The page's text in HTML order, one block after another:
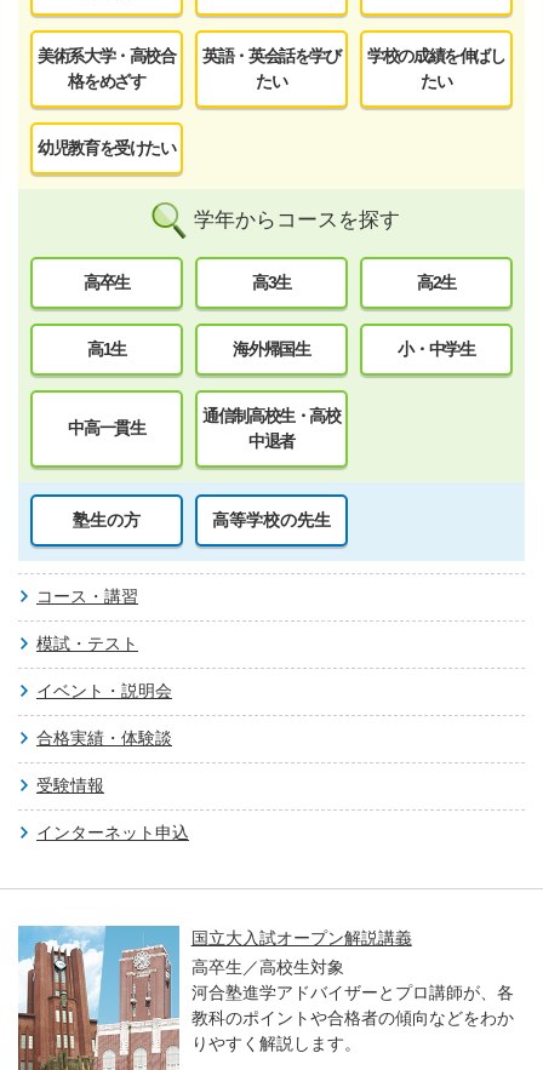
美術系大学・高校合
格をめざす
英語・英会話を学び
たい
学校の成績を伸ばし
たい
幼児教育を受けたい
学年からコースを探す
高卒生 高3生 高2生
高1生 海外帰国生 小・中学生
中高一貫生
通信制高校生・高校
中退者
塾生の方 高等学校の先生
コース・講習
模試・テスト
イベント・説明会
合格実績・体験談
受験情報
インターネット申込
国立大入試オープン解説講義
高卒生／高校生対象
河合塾進学アドバイザーとプロ講師が、各
教科のポイントや合格者の傾向などをわか
りやすく解説します。